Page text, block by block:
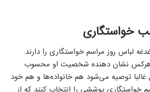
لباس روز مراسم خواستگاری را دارند.
نشان دهنده شخصیت او محسوب
توصیه ‌می‌شود هم خانواده‌ها و هم خود
خواستگاری پوششی را انتخاب کنند که از